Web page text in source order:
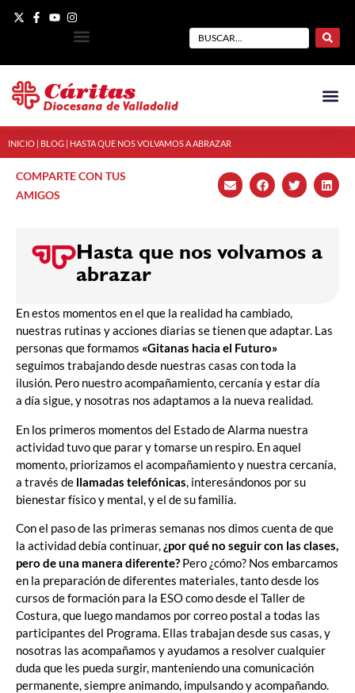
INICIO BLOG HASTA QUE NOS VOLVAMOS A ABRAZAR
COMPARTE CON TUS
AMIGOS
Hasta que nos volvamos a
abrazar
En estos momentos en el que la realidad ha cambiado,
nuestras rutinas y acciones diarias se tienen que adaptar. Las
personas que formamos «Gitanas hacia el Futuro»
seguimos trabajando desde nuestras casas con toda la
ilusión. Pero nuestro acompañamiento, cercanía y estar día
a día sigue, y nosotras nos adaptamos a la nueva realidad.
En los primeros momentos del Estado de Alarma nuestra
actividad tuvo que parar y tomarse un respiro. En aquel
momento, priorizamos el acompañamiento y nuestra cercanía,
a través de llamadas telefónicas , interesándonos por su
bienestar físico y mental, y el de su familia.
Con el paso de las primeras semanas nos dimos cuenta de que
la actividad debía continuar, ¿por qué no seguir con las clases,
pero de una manera diferente? Pero ¿cómo? Nos embarcamos
en la preparación de diferentes materiales, tanto desde los
cursos de formación para la ESO como desde el Taller de
Costura, que luego mandamos por correo postal a todas las
participantes del Programa. Ellas trabajan desde sus casas, y
nosotras las acompañamos y ayudamos a resolver cualquier
duda que les pueda surgir, manteniendo una comunicación
permanente, siempre animando, impulsando y acompañando.